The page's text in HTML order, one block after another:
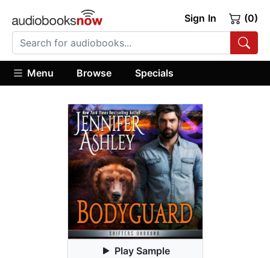
Sign In (0)
Menu Browse Specials
Play Sample